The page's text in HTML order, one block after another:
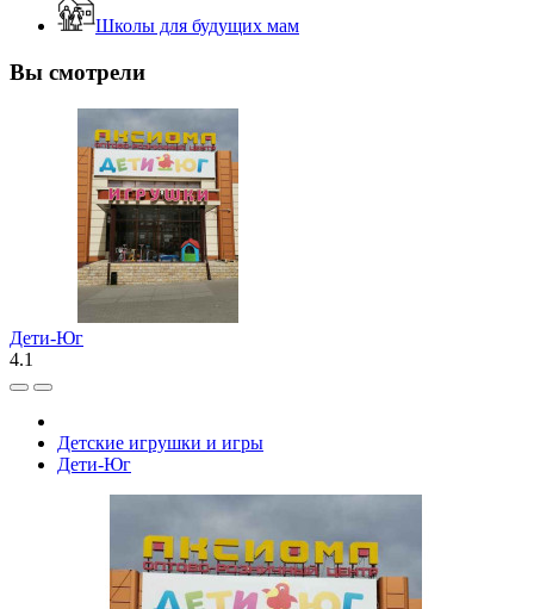
Школы для будущих мам
Вы смотрели
Дети-Юг
4.1
Детские игрушки и игры
Дети-Юг